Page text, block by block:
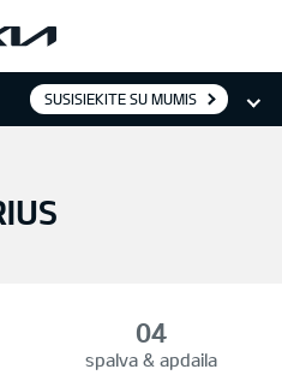
SUSISIEKITE SU MUMIS
spalva & apdaila